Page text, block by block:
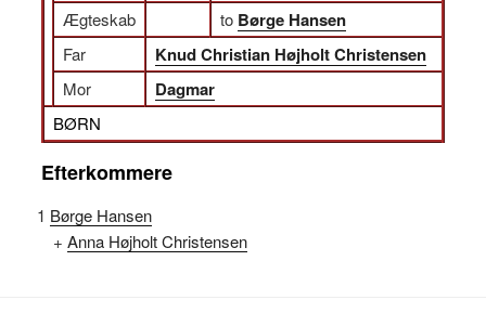
Ægteskab
to Børge Hansen
Far Knud Christian Højholt Christensen
Mor Dagmar
BØRN
Efterkommere
1 Børge Hansen
+ Anna Højholt Christensen